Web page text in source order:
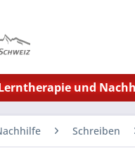
und
Schreiben